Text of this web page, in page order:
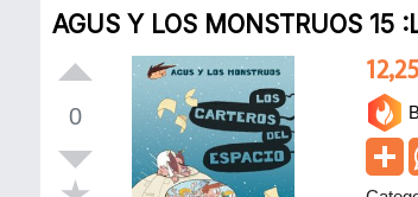
AGUS Y LOS MONSTRUOS 15
0